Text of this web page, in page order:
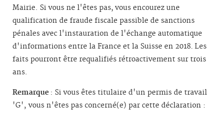
Mairie. Si vous ne l'êtes pas, vous encourez une
qualification de fraude fiscale passible de sanctions
pénales avec l'instauration de l'échange automatique
d'informations entre la France et la Suisse en 2018. Les
faits pourront être requalifiés rétroactivement sur trois
ans.
Remarque : Si vous êtes titulaire d'un permis de travail
'G', vous n'êtes pas concerné(e) par cette déclaration :